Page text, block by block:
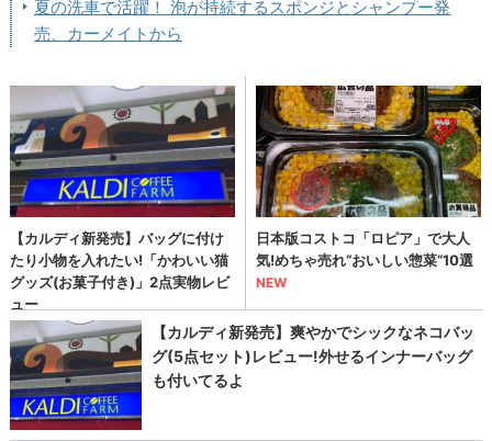
夏の洗車で活躍！ 泡が持続するスポンジとシャンプー発
売、カーメイトから